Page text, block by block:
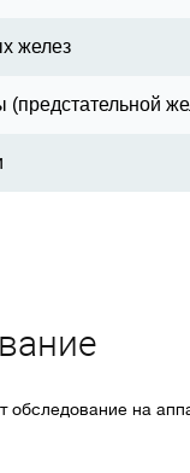
желез
(предстательной
обследование на